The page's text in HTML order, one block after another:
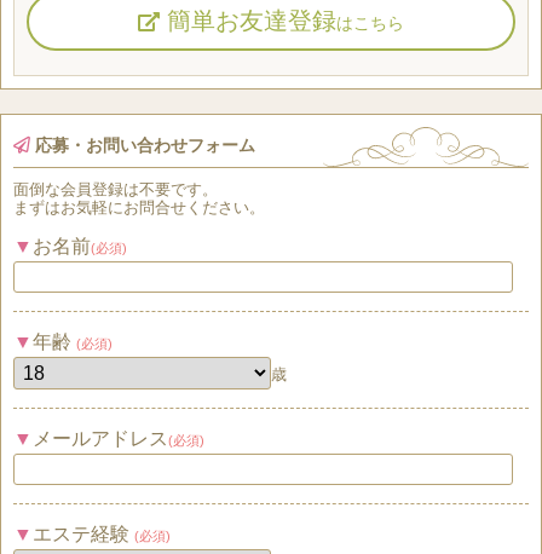
簡単お友達登録はこちら
応募・お問い合わせフォーム
面倒な会員登録は不要です。
まずはお気軽にお問合せください。
お名前(必須)
年齢 (必須)
歳
メールアドレス (必須)
エステ経験 (必須)